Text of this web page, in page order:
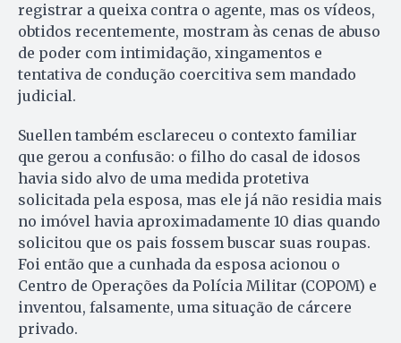
registrar a queixa contra o agente, mas os vídeos,
obtidos recentemente, mostram às cenas de abuso
de poder com intimidação, xingamentos e
tentativa de condução coercitiva sem mandado
judicial.
Suellen também esclareceu o contexto familiar
que gerou a confusão: o filho do casal de idosos
havia sido alvo de uma medida protetiva
solicitada pela esposa, mas ele já não residia mais
no imóvel havia aproximadamente 10 dias quando
solicitou que os pais fossem buscar suas roupas.
Foi então que a cunhada da esposa acionou o
Centro de Operações da Polícia Militar (COPOM) e
inventou, falsamente, uma situação de cárcere
privado.